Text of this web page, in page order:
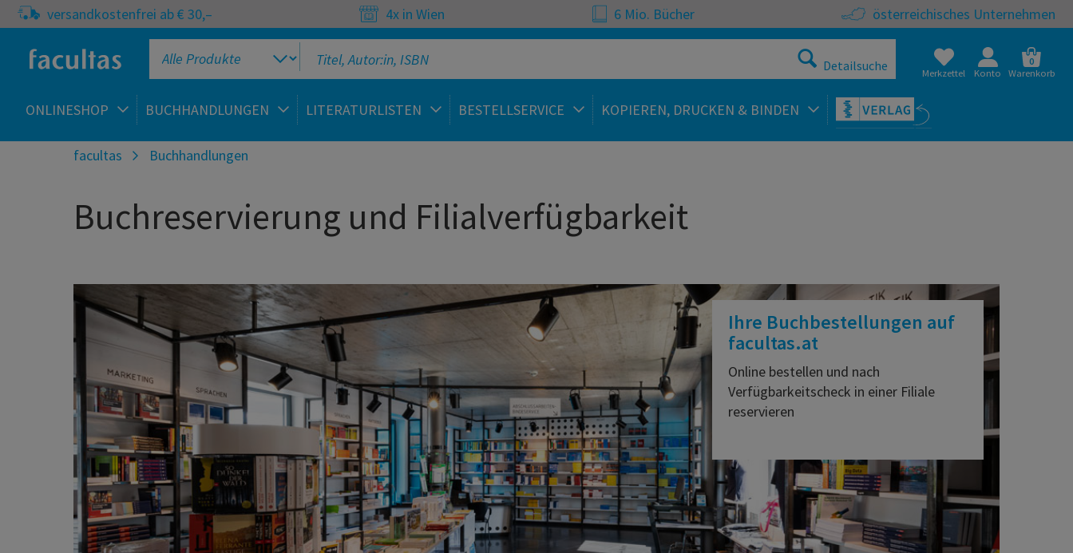
versandkostenfrei ab € 30,– 4x in Wien 6 Mio. Bücher österreichisches Unternehmen
Detailsuche Merkzettel Konto
0
Warenkorb
ONLINESHOP BUCHHANDLUNGEN LITERATURLISTEN BESTELLSERVICE KOPIEREN, DRUCKEN & BINDEN
facultas Buchhandlungen
Buchreservierung und Filialverfügbarkeit
Ihre Buchbestellungen auf
facultas.at
Online bestellen und nach
Verfügbarkeitscheck in einer Filiale
reservieren